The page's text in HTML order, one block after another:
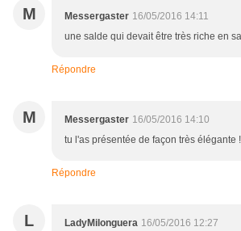
M Messergaster 16/05/2016 14:11
une salde qui devait être très riche en
Répondre
M Messergaster 16/05/2016 14:10
tu l'as présentée de façon très élégante !
Répondre
L LadyMilonguera 16/05/2016 12:27